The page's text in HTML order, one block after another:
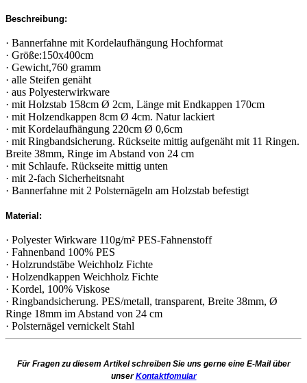
Beschreibung:
· Bannerfahne mit Kordelaufhängung Hochformat
· Größe:150x400cm
· Gewicht,760 gramm
· alle Steifen genäht
· aus Polyesterwirkware
· mit Holzstab 158cm Ø 2cm, Länge mit Endkappen 170cm
· mit Holzendkappen 8cm Ø 4cm. Natur lackiert
· mit Kordelaufhängung 220cm Ø 0,6cm
· mit Ringbandsicherung. Rückseite mittig aufgenäht mit 11 Ringen.
Breite 38mm, Ringe im Abstand von 24 cm
· mit Schlaufe. Rückseite mittig unten
· mit 2-fach Sicherheitsnaht
· Bannerfahne mit 2 Polsternägeln am Holzstab befestigt
Material:
· Polyester Wirkware 110g/m² PES-Fahnenstoff
· Fahnenband 100% PES
· Holzrundstäbe Weichholz Fichte
· Holzendkappen Weichholz Fichte
· Kordel, 100% Viskose
· Ringbandsicherung. PES/metall, transparent, Breite 38mm, Ø
Ringe 18mm im Abstand von 24 cm
· Polsternägel vernickelt Stahl
Für Fragen zu diesem Artikel schreiben Sie uns gerne eine E-Mail über
unserKontaktfomular